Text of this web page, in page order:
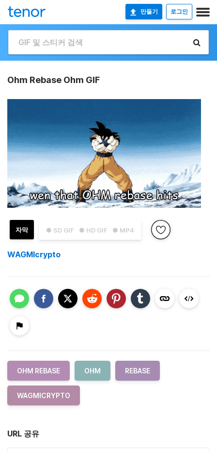
만들기 로그인
Ohm Rebase Ohm GIF
● SD GIF ● HD GIF ● MP4
자막
WAGMIcrypto
OHM REBASE OHM REBASE
WAGMICRYPTO
URL 공유